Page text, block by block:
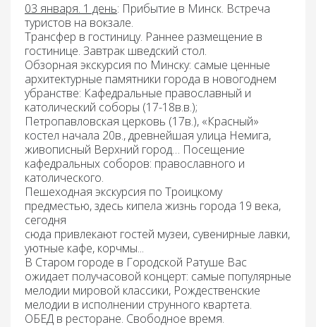
03 января. 1 день: Прибытие в Минск. Встреча
туристов на вокзале.
Трансфер в гостиницу. Раннее размещение в
гостинице. Завтрак шведский стол.
Обзорная экскурсия по Минску: самые ценные
архитектурные памятники города в новогоднем
убранстве: Кафедральные православный и
католический соборы (17-18в.в.);
Петропавловская церковь (17в.), «Красный»
костел начала 20в., древнейшая улица Немига,
живописный Верхний город… Посещение
кафедральных соборов: православного и
католического.
Пешеходная экскурсия по Троицкому
предместью, здесь кипела жизнь города 19 века,
сегодня
сюда привлекают гостей музеи, сувенирные лавки,
уютные кафе, корчмы...
В Старом городе в Городской Ратуше Вас
ожидает получасовой концерт: самые популярные
мелодии мировой классики, Рождественские
мелодии в исполнении струнного квартета.
ОБЕД в ресторане. Свободное время.